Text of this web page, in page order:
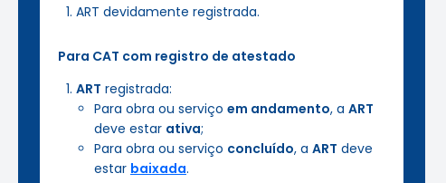
ART devidamente registrada.
Para CAT com registro de atestado
ART registrada:
Para obra ou serviço em andamento, a ART
deve estar ativa;
Para obra ou serviço concluído, a ART deve
estar baixada.